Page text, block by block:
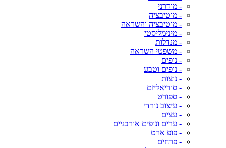
- מודרני
- מוטיבציה
- מוטיבציה והשראה
- מינימליסטי
- מנדלות
- משפטי השראה
- נופים
- נופים וטבע
- נוצות
- סוריאליזם
- ספורט
- עיצוב נורדי
- עצים
- ערים ונופים אורבניים
- פופ ארט
- פרחים